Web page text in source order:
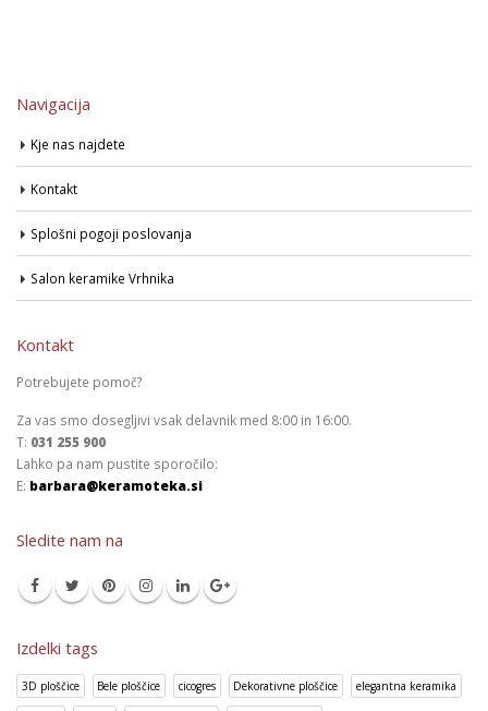
Navigacija
Kje nas najdete
Kontakt
Splošni pogoji poslovanja
Salon keramike Vrhnika
Kontakt
Potrebujete pomoč?
Za vas smo dosegljivi vsak delavnik med 8:00 in 16:00.
T: 031 255 900
Lahko pa nam pustite sporočilo:
E: barbara@keramoteka.si
Sledite nam na
Izdelki tags
3D ploščice Bele ploščice cicogres Dekorativne ploščice elegantna keramika